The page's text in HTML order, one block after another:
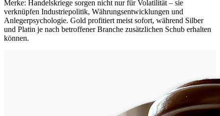
Merke: Handelskriege sorgen nicht nur für Volatilität – sie
verknüpfen Industriepolitik, Währungsentwicklungen und
Anlegerpsychologie. Gold profitiert meist sofort, während Silber
und Platin je nach betroffener Branche zusätzlichen Schub erhalten
können.